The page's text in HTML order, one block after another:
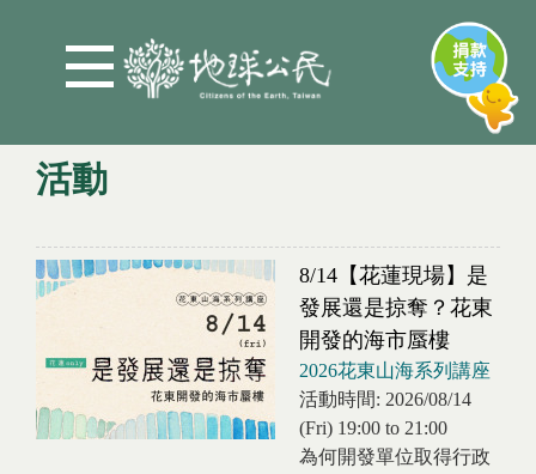
活動
You are here
8/14【花蓮現場】是
發展還是掠奪？花東
開發的海市蜃樓
2026花東山海系列講座
活動時間: 2026/08/14
(Fri) 19:00 to 21:00
為何開發單位取得行政